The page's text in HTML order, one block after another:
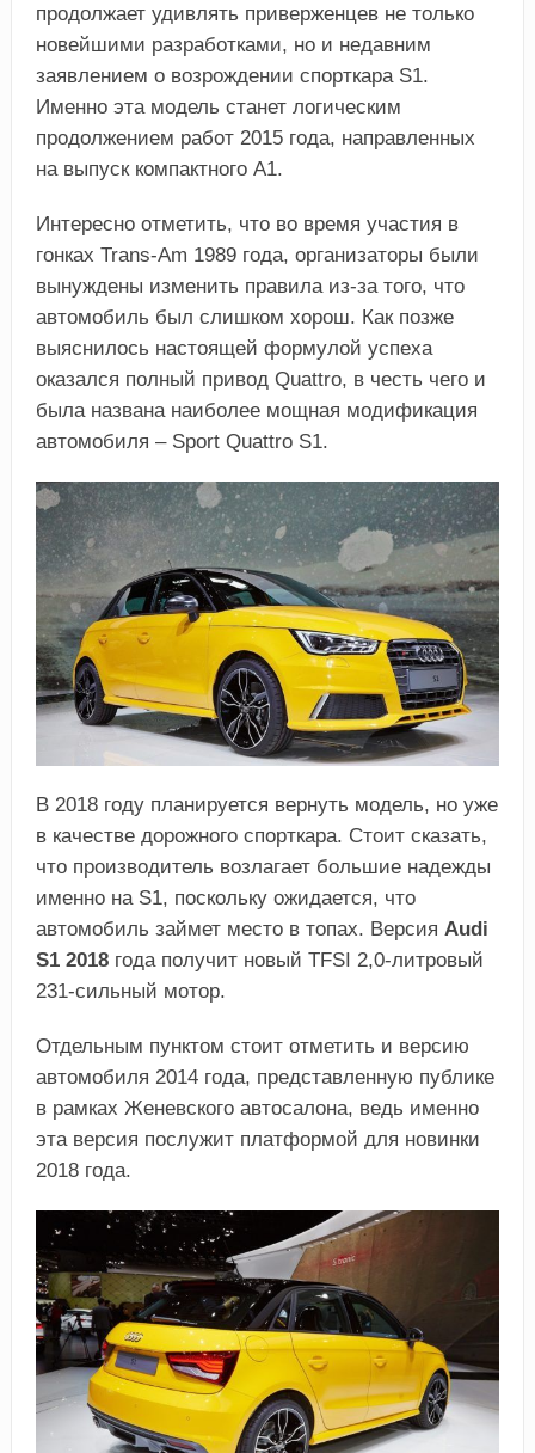
продолжает удивлять приверженцев не только
новейшими разработками, но и недавним
заявлением о возрождении спорткара S1.
Именно эта модель станет логическим
продолжением работ 2015 года, направленных
на выпуск компактного А1.
Интересно отметить, что во время участия в
гонках Trans-Am 1989 года, организаторы были
вынуждены изменить правила из-за того, что
автомобиль был слишком хорош. Как позже
выяснилось настоящей формулой успеха
оказался полный привод Quattro, в честь чего и
была названа наиболее мощная модификация
автомобиля – Sport Quattro S1.
В 2018 году планируется вернуть модель, но уже
в качестве дорожного спорткара. Стоит сказать,
что производитель возлагает большие надежды
именно на S1, поскольку ожидается, что
автомобиль займет место в топах. Версия Audi
S1 2018года получит новый TFSI 2,0-литровый
231-сильный мотор.
Отдельным пунктом стоит отметить и версию
автомобиля 2014 года, представленную публике
в рамках Женевского автосалона, ведь именно
эта версия послужит платформой для новинки
2018 года.